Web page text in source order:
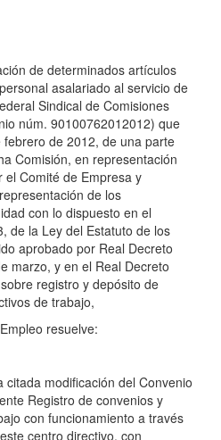
de determinados artículos
asalariado al servicio de
Sindical de Comisiones
núm. 90100762012012) que
de 2012, de una parte
Comisión, en representación
Comité de Empresa y
de los
con lo dispuesto en el
de la Ley del Estatuto de los
aprobado por Real Decreto
marzo, y en el Real Decreto
registro y depósito de
de trabajo,
resuelve:
modificación del Convenio
Registro de convenios y
con funcionamiento a través
centro directivo, con